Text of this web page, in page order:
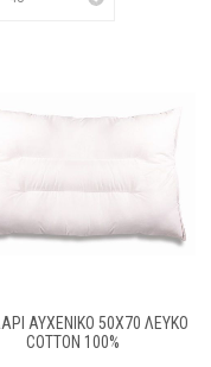
ΑΥΧΕΝΙΚΟ 50X70 ΛΕΥΚΟ
COTTON 100%